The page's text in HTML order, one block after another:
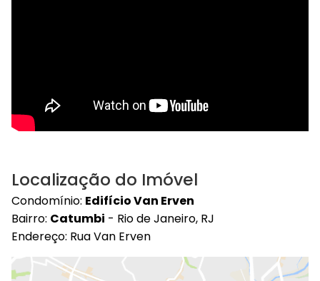
Localização do Imóvel
Condomínio: Edifício Van Erven
Bairro: Catumbi - Rio de Janeiro, RJ
Endereço: Rua Van Erven